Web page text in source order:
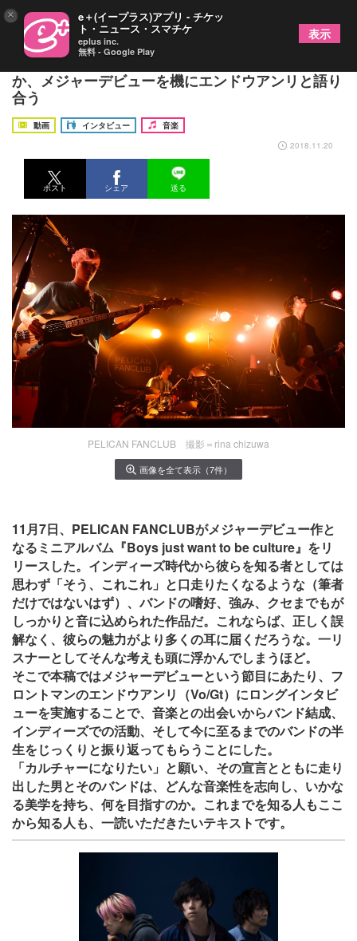
PELICAN FANCLUBはどこから来てどこへ行くの
か、メジャーデビューを機にエンドウアンリと語り
合う
動画 インタビュー
音楽
2018.11.20
ポスト シェア 送る
PELICAN FANCLUB 撮影＝rina chizuwa
画像を全て表示（7件）
11月7日、PELICAN FANCLUBがメジャーデビュー作と
なるミニアルバム『Boys just want to be culture』をリ
リースした。インディーズ時代から彼らを知る者としては
思わず「そう、これこれ」と口走りたくなるような（筆者
だけではないはず）、バンドの嗜好、強み、クセまでもが
しっかりと音に込められた作品だ。これならば、正しく誤
解なく、彼らの魅力がより多くの耳に届くだろうな。一リ
スナーとしてそんな考えも頭に浮かんでしまうほど。
そこで本稿ではメジャーデビューという節目にあたり、フ
ロントマンのエンドウアンリ（Vo/Gt）にロングインタビ
ューを実施することで、音楽との出会いからバンド結成、
インディーズでの活動、そして今に至るまでのバンドの半
生をじっくりと振り返ってもらうことにした。
「カルチャーになりたい」と願い、その宣言とともに走り
出した男とそのバンドは、どんな音楽性を志向し、いかな
る美学を持ち、何を目指すのか。これまでを知る人もここ
から知る人も、一読いただきたいテキストです。
× e＋(イープラス)アプリ - チケッ
ト・ニュース・スマチケ
eplus inc.
無料 - Google Play
表示